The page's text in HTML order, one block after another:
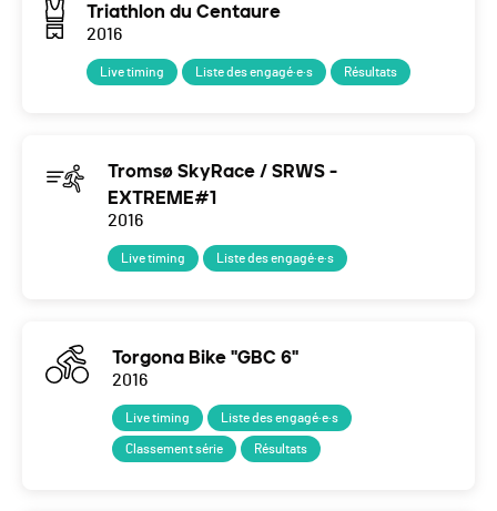
Triathlon du Centaure
2016
Live timing Liste des engagé·e·s Résultats
Tromsø SkyRace / SRWS -
EXTREME#1
2016
Live timing Liste des engagé·e·s
Torgona Bike "GBC 6"
2016
Live timing Liste des engagé·e·s
Classement série Résultats